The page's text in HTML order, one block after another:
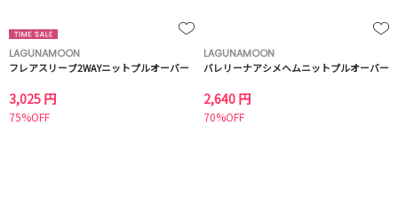
LAGUNAMOON
フレアスリーブ2WAYニットプルオーバー
3,025 円
75%OFF
LAGUNAMOON
バレリーナアシメヘムニットプルオーバー
2,640 円
70%OFF